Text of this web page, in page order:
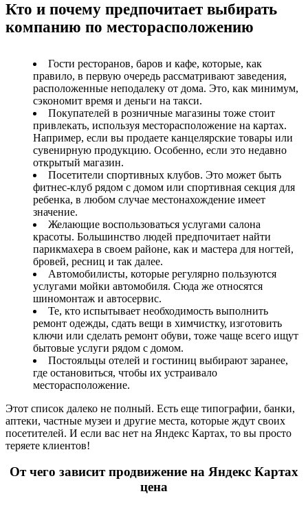
Кто и почему предпочитает выбирать
компанию по месторасположению
Гости ресторанов, баров и кафе, которые, как
правило, в первую очередь рассматривают заведения,
расположенные неподалеку от дома. Это, как минимум,
сэкономит время и деньги на такси.
Покупателей в розничные магазины тоже стоит
привлекать, используя месторасположение на картах.
Например, если вы продаете канцелярские товары или
сувенирную продукцию. Особенно, если это недавно
открытый магазин.
Посетители спортивных клубов. Это может быть
фитнес-клуб рядом с домом или спортивная секция для
ребенка, в любом случае местонахождение имеет
значение.
Желающие воспользоваться услугами салона
красоты. Большинство людей предпочитает найти
парикмахера в своем районе, как и мастера для ногтей,
бровей, ресниц и так далее.
Автомобилисты, которые регулярно пользуются
услугами мойки автомобиля. Сюда же относятся
шиномонтаж и автосервис.
Те, кто испытывает необходимость выполнить
ремонт одежды, сдать вещи в химчистку, изготовить
ключи или сделать ремонт обуви, тоже чаще всего ищут
бытовые услуги рядом с домом.
Постояльцы отелей и гостиниц выбирают заранее,
где остановиться, чтобы их устраивало
месторасположение.
Этот список далеко не полный. Есть еще типографии, банки,
аптеки, частные музеи и другие места, которые ждут своих
посетителей. И если вас нет на Яндекс Картах, то вы просто
теряете клиентов!
От чего зависит продвижение на Яндекс Картах
цена